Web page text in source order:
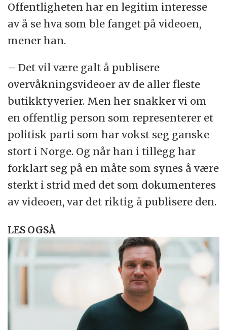
Offentligheten har en legitim interesse
av å se hva som ble fanget på videoen,
mener han.
– Det vil være galt å publisere
overvåkningsvideoer av de aller fleste
butikktyverier. Men her snakker vi om
en offentlig person som representerer et
politisk parti som har vokst seg ganske
stort i Norge. Og når han i tillegg har
forklart seg på en måte som synes å være
sterkt i strid med det som dokumenteres
av videoen, var det riktig å publisere den.
LES OGSÅ